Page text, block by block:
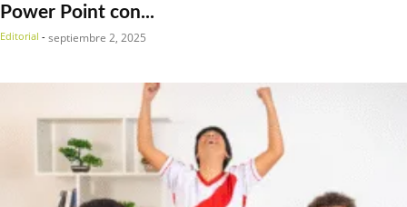
Power Point con...
Editorial - septiembre 2, 2025